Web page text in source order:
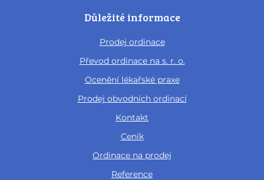
Důležité informace
Prodej ordinace
Převod ordinace na s. r. o.
Ocenění lékařské praxe
Prodej obvodních ordinací
Kontakt
Ceník
Ordinace na prodej
Reference